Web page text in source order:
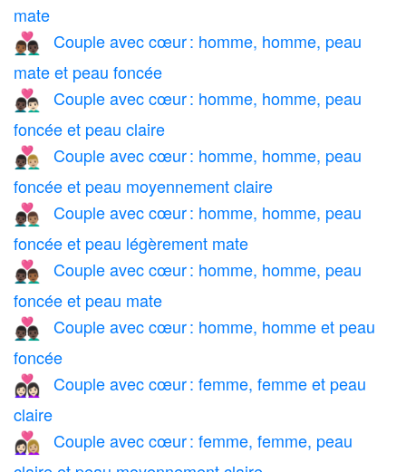
mate
👨🏾‍❤️‍👨🏿
Couple avec cœur : homme, homme, peau
mate et peau foncée
👨🏿‍❤️‍👨🏻
Couple avec cœur : homme, homme, peau
foncée et peau claire
👨🏿‍❤️‍👨🏼
Couple avec cœur : homme, homme, peau
foncée et peau moyennement claire
👨🏿‍❤️‍👨🏽
Couple avec cœur : homme, homme, peau
foncée et peau légèrement mate
👨🏿‍❤️‍👨🏾
Couple avec cœur : homme, homme, peau
foncée et peau mate
👨🏿‍❤️‍👨🏿
Couple avec cœur : homme, homme et peau
foncée
👩🏻‍❤️‍👩🏻 Couple avec cœur : femme, femme et peau
claire
👩🏻‍❤️‍👩🏼 Couple avec cœur : femme, femme, peau